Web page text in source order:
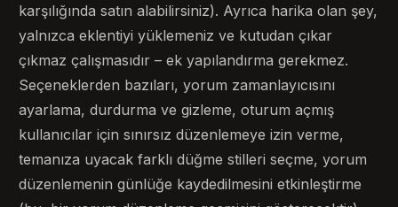
karşılığında satın alabilirsiniz). Ayrıca harika olan şey,
yalnızca eklentiyi yüklemeniz ve kutudan çıkar
çıkmaz çalışmasıdır – ek yapılandırma gerekmez.
Seçeneklerden bazıları, yorum zamanlayıcısını
ayarlama, durdurma ve gizleme, oturum açmış
kullanıcılar için sınırsız düzenlemeye izin verme,
temanıza uyacak farklı düğme stilleri seçme, yorum
düzenlemenin günlüğe kaydedilmesini etkinleştirme